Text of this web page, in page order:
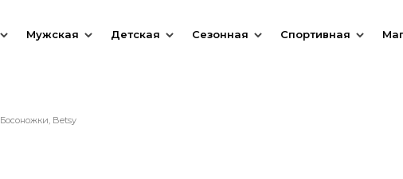
Мужская Детская Сезонная Спортивная
Босоножки, Betsy